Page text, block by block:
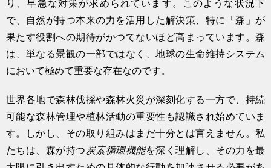
り、早急な対策が求められています。このような状況下
で、自然が持つ本来の力を活用した解決策、特に「森」が
果たす役割への期待がかつてないほど高まっています。森
は、単なる景観の一部ではなく、地球の生命維持システム
において極めて重要な存在なのです。
世界各地で森林伐採や森林火災が深刻化する一方で、持続
可能な森林管理や植林活動の重要性も認識され始めていま
す。しかし、その取り組みはまだ十分とは言えません。私
たちは、森が持つ炭素循環機能を深く理解し、その力を最